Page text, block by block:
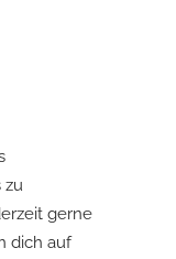
zu
gerne
dich auf